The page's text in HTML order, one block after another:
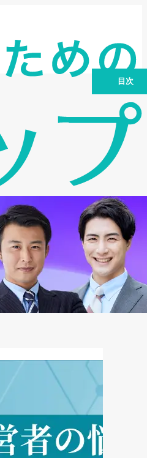
目次
社・年会費のすべて
徴｜他社カードと比較
トを徹底ガイド
イント制度｜貯め方・
る活用術
典一覧｜提携店舗や会
こなし術
い方｜ショッピング・
WEBサービスまで徹底
保険の徹底解説｜海外
グ保険を最大限活用す
の全流れと注意事項
アルな口コミ・評判ま
者が語るメリット・デ